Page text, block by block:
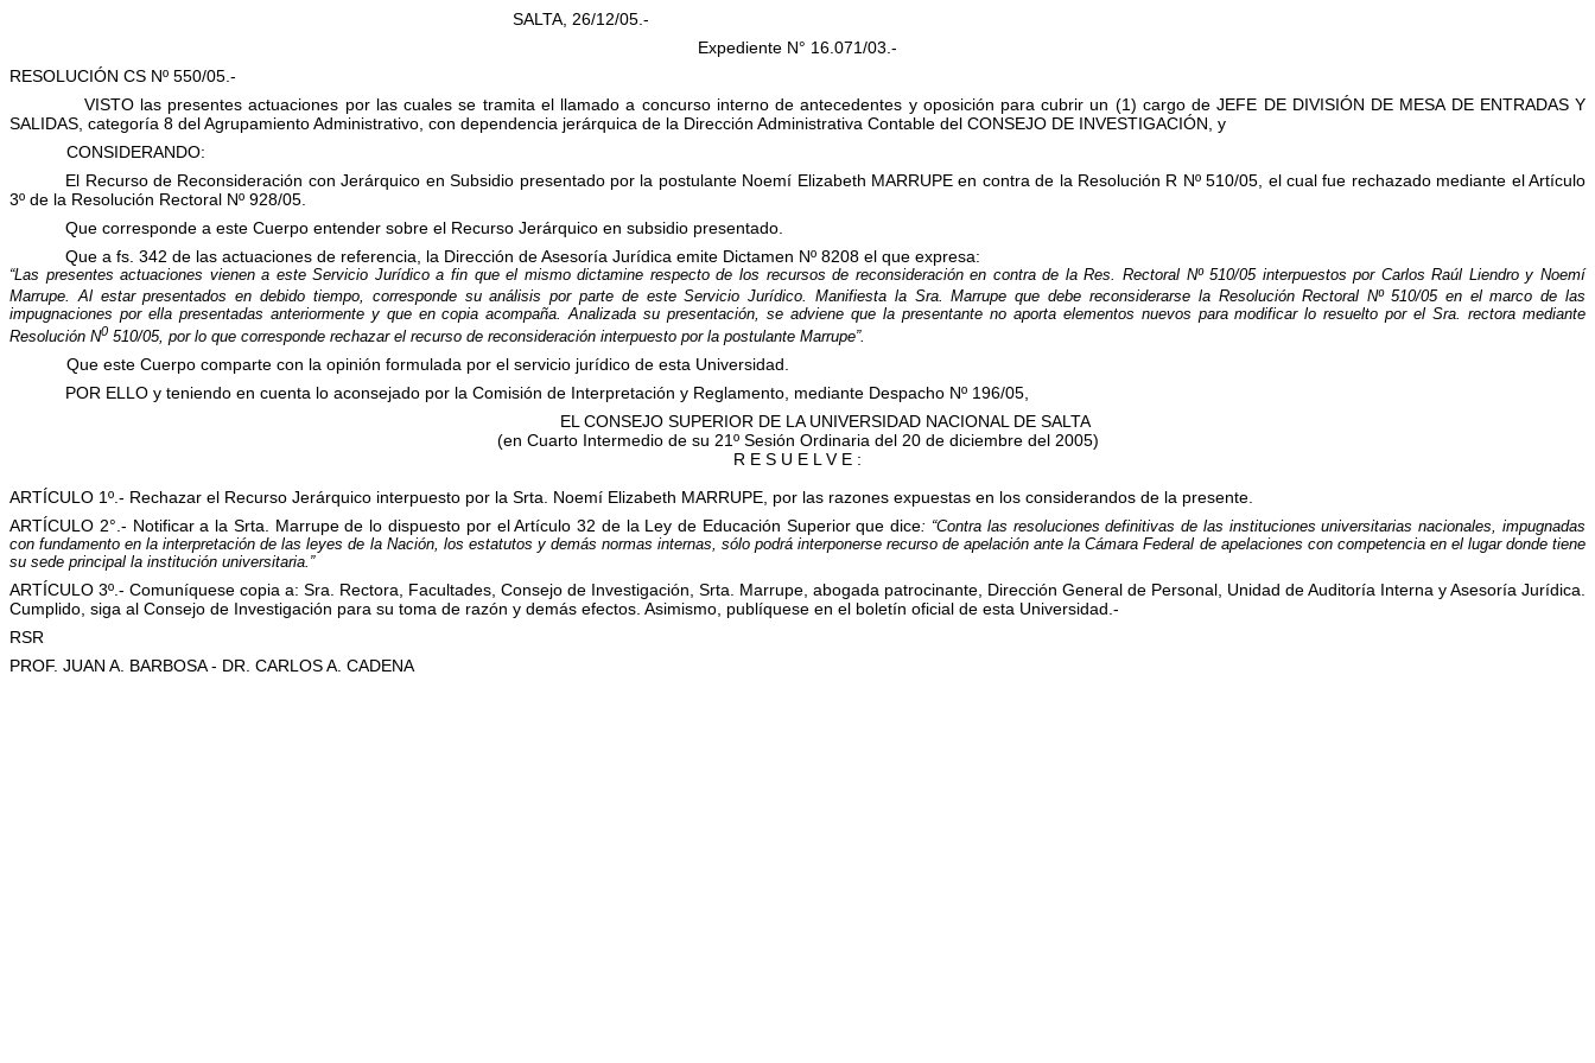
SALTA, 26/12/05.-
Expediente N° 16.071/03.-
RESOLUCIÓN CS Nº 550/05.-
VISTO las presentes actuaciones por las cuales se tramita el llamado a concurso interno de antecedentes y oposición para cubrir un (1) cargo de JEFE DE DIVISIÓN DE MESA DE ENTRADAS Y
SALIDAS, categoría 8 del Agrupamiento Administrativo, con dependencia jerárquica de la Dirección Administrativa Contable del CONSEJO DE INVESTIGACIÓN, y
CONSIDERANDO:
El Recurso de Reconsideración con Jerárquico en Subsidio presentado por la postulante Noemí Elizabeth MARRUPE en contra de la Resolución R Nº 510/05, el cual fue rechazado mediante el Artículo
3º de la Resolución Rectoral Nº 928/05.
Que corresponde a este Cuerpo entender sobre el Recurso Jerárquico en subsidio presentado.
Que a fs. 342 de las actuaciones de referencia, la Dirección de Asesoría Jurídica emite Dictamen Nº 8208 el que expresa:
“Las presentes actuaciones vienen a este Servicio Jurídico a fin que el mismo dictamine respecto de los recursos de reconsideración en contra de la Res. Rectoral Nº 510/05 interpuestos por Carlos Raúl Liendro y Noemí
Marrupe.Al estar presentados en debido tiempo, corresponde su análisis por parte de este Servicio Jurídico. Manifiesta la Sra. Marrupe que debe reconsiderarse la Resolución Rectoral Nº 510/05 en el marco de las
impugnaciones por ella presentadas anteriormente y que en copia acompaña. Analizada su presentación, se adviene que la presentante no aporta elementos nuevos para modificar lo resuelto por el Sra. rectora mediante
Resolución N0 510/05, por lo que corresponde rechazar el recurso de reconsideración interpuesto por la postulante Marrupe”.
Que este Cuerpo comparte con la opinión formulada por el servicio jurídico de esta Universidad.
POR ELLO y teniendo en cuenta lo aconsejado por la Comisión de Interpretación y Reglamento, mediante Despacho Nº 196/05,
EL CONSEJO SUPERIOR DE LA UNIVERSIDAD NACIONAL DE SALTA
(en Cuarto Intermedio de su 21º Sesión Ordinaria del 20 de diciembre del 2005)
R E S U E L V E :
ARTÍCULO 1º.- Rechazar el Recurso Jerárquico interpuesto por la Srta. Noemí Elizabeth MARRUPE, por las razones expuestas en los considerandos de la presente.
ARTÍCULO 2°.- Notificar a la Srta. Marrupe de lo dispuesto por el Artículo 32 de la Ley de Educación Superior que dice: “Contra las resoluciones definitivas de las instituciones universitarias nacionales, impugnadas
con fundamento en la interpretación de las leyes de la Nación, los estatutos y demás normas internas, sólo podrá interponerse recurso de apelación ante la Cámara Federal de apelaciones con competencia en el lugar donde tiene
su sede principal la institución universitaria.”
ARTÍCULO 3º.- Comuníquese copia a: Sra. Rectora, Facultades, Consejo de Investigación, Srta. Marrupe, abogada patrocinante, Dirección General de Personal, Unidad de Auditoría Interna y Asesoría Jurídica.
Cumplido, siga al Consejo de Investigación para su toma de razón y demás efectos. Asimismo, publíquese en el boletín oficial de esta Universidad.-
RSR
PROF. JUAN A. BARBOSA - DR. CARLOS A. CADENA